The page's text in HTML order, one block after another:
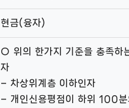
현금(융자)
○ 위의 한가지 기준을 충족하
자
– 차상위계층 이하인자
– 개인신용평점이 하위 100